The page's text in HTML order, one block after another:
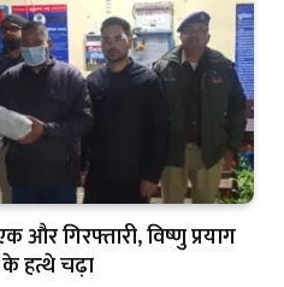
और गिरफ्तारी, विष्णु प्रयाग
के हत्थे चढ़ा